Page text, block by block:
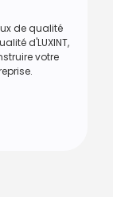
de qualité
d'LUXINT,
votre